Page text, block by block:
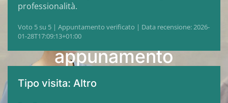
professionalità.
Voto 5 su 5 | Appuntamento verificato | Data recensione: 2026-
01-28T17:09:13+01:00
Tipo visita: Altro
Fissa il tuo
appunamento